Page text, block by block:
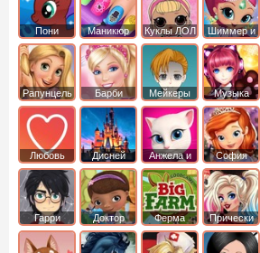
Пони
креатор
Маникюр Куклы ЛОЛ
Шиммер и
Шайн
Рапунцель Барби Мейкеры Музыка
Любовь Дисней
Анжела и
том
София
Прекрасная
Гарри
Поттер
Доктор
Плюшева
Ферма Прически